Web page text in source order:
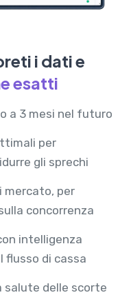
i dati e
esatti
a 3 mesi nel futuro
per
gli sprechi
mercato, per
concorrenza
intelligenza
flusso di cassa
salute delle scorte